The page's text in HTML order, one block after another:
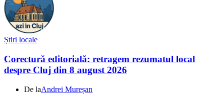
Știri locale
Corectură editorială: retragem rezumatul local
despre Cluj din 8 august 2026
De laAndrei Mureșan